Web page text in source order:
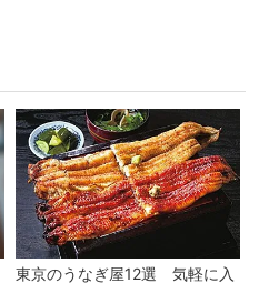
東京のうなぎ屋12選 気軽に入